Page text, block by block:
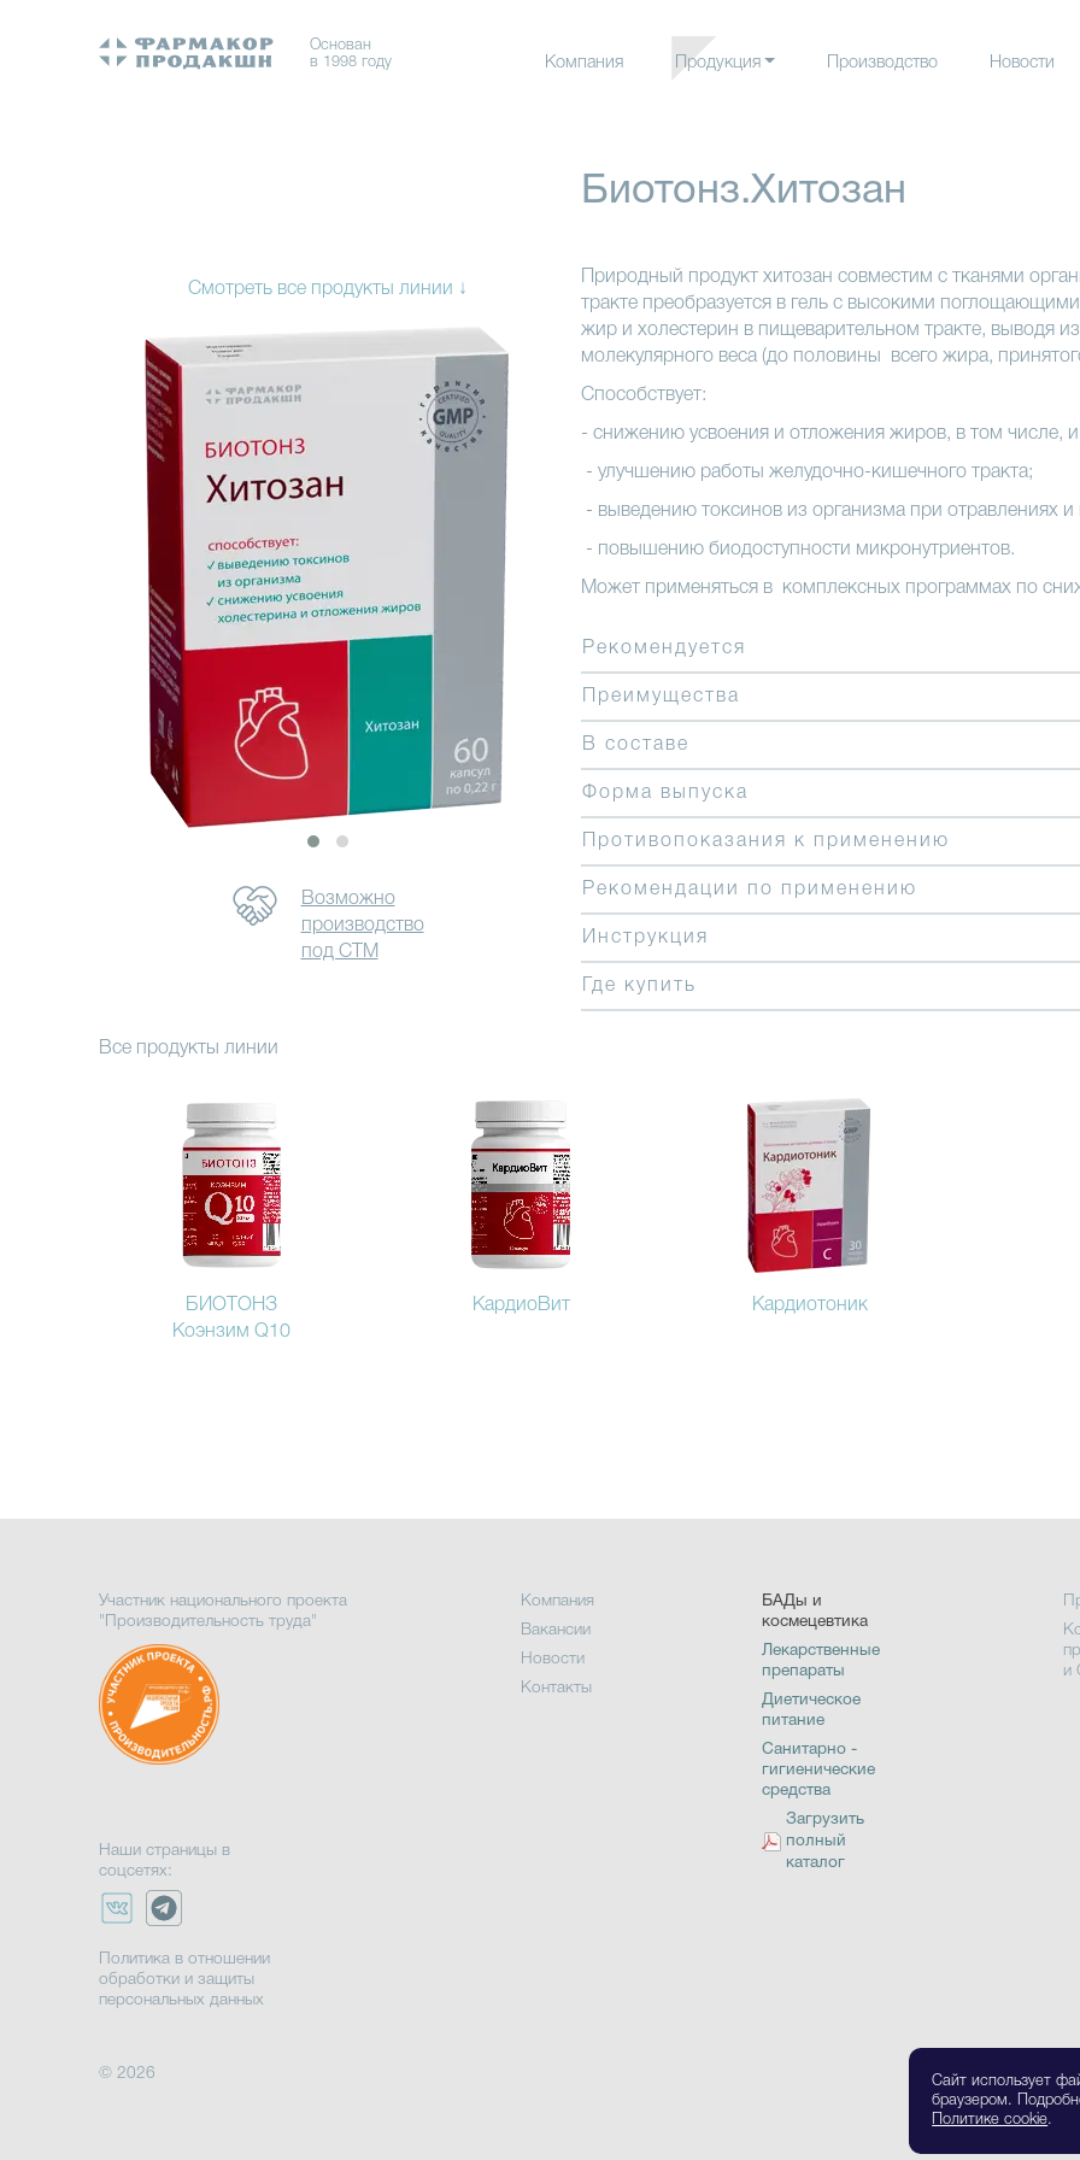
Основан
в 1998 году
Компания Продукция Производство Новости
Биотонз.Хитозан
Смотреть все продукты линии ↓
Возможно
производство
под СТМ
Природный продукт хитозан совместим с тканями
тракте преобразуется в гель с высокими
жир и холестерин в пищеварительном тракте, выводя
молекулярного веса (до половины всего жира,
Способствует:
- снижению усвоения и отложения жиров, в том числе, и
- улучшению работы желудочно-кишечного тракта;
- выведению токсинов из организма при отравлениях
- повышению биодоступности микронутриентов.
Может применяться в комплексных программах по
Рекомендуется
Преимущества
В составе
Форма выпуска
Противопоказания к применению
Рекомендации по применению
Инструкция
Где купить
Все продукты линии
БИОТОНЗ
Коэнзим Q10
КардиоВит Кардиотоник
Участник национального проекта
"Производительность труда"
Наши страницы в
соцсетях:
Политика в отношении
обработки и защиты
персональных данных
Компания
Вакансии
Новости
Контакты
БАДы и
космецевтика
Лекарственные
препараты
Диетическое
питание
Санитарно -
гигиенические
средства
Загрузить
полный
каталог
и
© 2026
Сайт использует
браузером.
Политике cookie.